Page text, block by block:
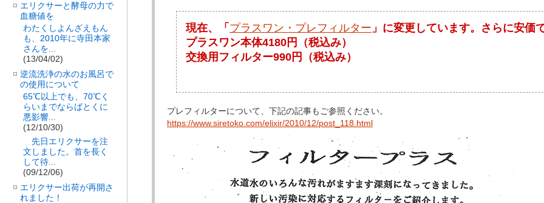
現在、「 プラスワン・プレフィルター 」に変更しています。さらに安価
プラスワン本体4180円（税込み）
交換用フィルター990円（税込み）
プレフィルターについて、下記の記事もご参照ください。
https://www.siretoko.com/elixir/2010/12/post_118.html
エリクサーと酵母の力で
血糖値を
わたくしよんざえもん
も、2010年に寺田本家
さんを...
(13/04/02)
逆流洗浄の水のお風呂で
の使用について
65℃以上でも、70℃く
らいまでならばとくに
悪影響...
(12/10/30)
先日エリクサーを注
文しました。首を長く
して待...
(09/12/06)
エリクサー出荷が再開さ
れました！